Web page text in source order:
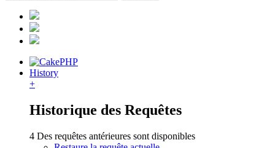
History
+
Historique des Requêtes
4 Des requêtes antérieures sont disponibles